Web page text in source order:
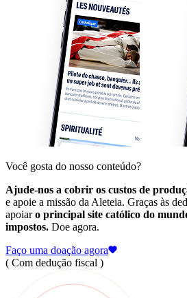
Você gosta do nosso conteúdo?
Ajude-nos a cobrir os custos de
e apoie a missão da Aleteia. Graças às
apoiaro principal site católico do
impostos. Doe agora.
Faço uma doação agora
( Com dedução fiscal )